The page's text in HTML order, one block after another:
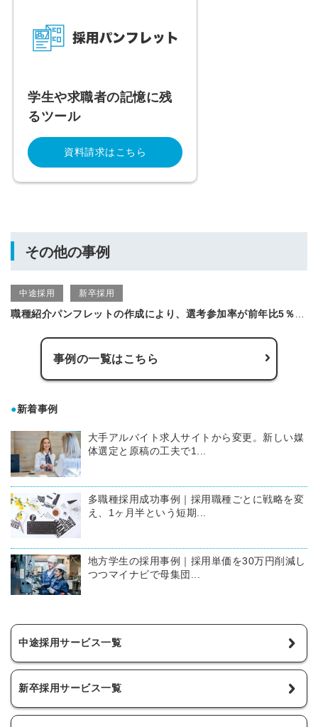
学生や求職者の記憶に残
るツール
資料請求はこちら
その他の事例
中途採用 新卒採用
事例の一覧はこちら
●新着事例
大手アルバイト求人サイトから変更。新しい媒
体選定と原稿の工夫で1...
多職種採用成功事例｜採用職種ごとに戦略を変
え、1ヶ月半という短期...
地方学生の採用事例｜採用単価を30万円削減し
つつマイナビで母集団...
中途採用サービス一覧
新卒採用サービス一覧